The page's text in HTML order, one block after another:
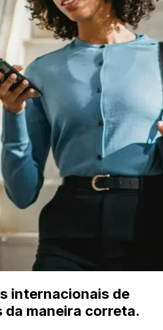
internacionais de
da maneira correta.